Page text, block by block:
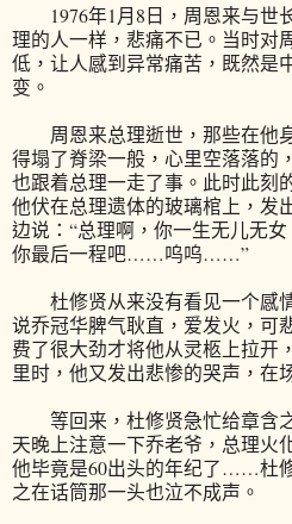
1976年1月8日，周恩来与世
理的人一样，悲痛不已。当时对
低，让人感到异常痛苦，既然是
变。
周恩来总理逝世，那些在他
得塌了脊梁一般，心里空落落的
也跟着总理一走了事。此时此刻
他伏在总理遗体的玻璃棺上，发
边说：“总理啊，你一生无儿无
你最后一程吧……呜呜……”
杜修贤从来没有看见一个感
说乔冠华脾气耿直，爱发火，可
费了很大劲才将他从灵柩上拉开
里时，他又发出悲惨的哭声，在
等回来，杜修贤急忙给章含
天晚上注意一下乔老爷，总理火
他毕竟是60出头的年纪了……杜
之在话筒那一头也泣不成声。